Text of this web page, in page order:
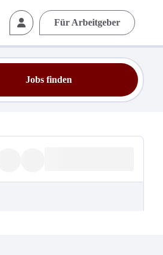
Für Arbeitgeber
Jobs finden